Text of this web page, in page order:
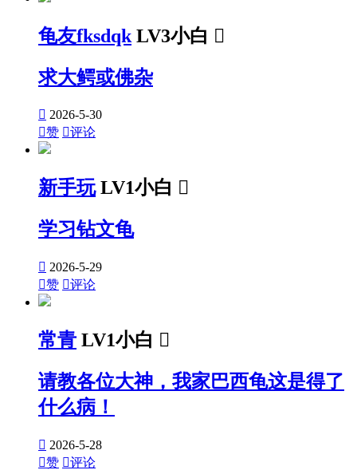
龟友fksdqk LV3小白 
求大鳄或佛杂
 2026-5-30
赞 评论
新手玩 LV1小白 
学习钻文龟
 2026-5-29
赞 评论
常青 LV1小白 
请教各位大神，我家巴西龟这是得了
什么病！
 2026-5-28
赞 评论